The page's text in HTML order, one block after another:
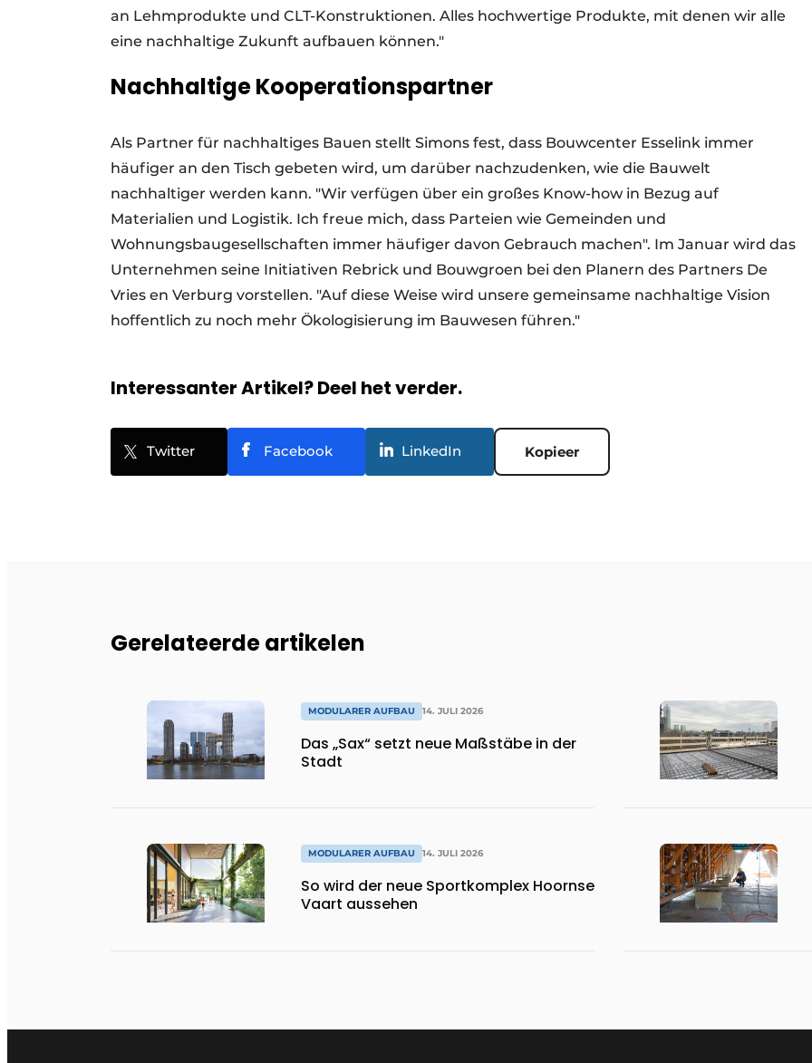
an Lehmprodukte und CLT-Konstruktionen. Alles hochwertige Produkte, mit denen wir alle
eine nachhaltige Zukunft aufbauen können."
Nachhaltige Kooperationspartner
Als Partner für nachhaltiges Bauen stellt Simons fest, dass Bouwcenter Esselink immer
häufiger an den Tisch gebeten wird, um darüber nachzudenken, wie die Bauwelt
nachhaltiger werden kann. "Wir verfügen über ein großes Know-how in Bezug auf
Materialien und Logistik. Ich freue mich, dass Parteien wie Gemeinden und
Wohnungsbaugesellschaften immer häufiger davon Gebrauch machen". Im Januar wird das
Unternehmen seine Initiativen Rebrick und Bouwgroen bei den Planern des Partners De
Vries en Verburg vorstellen. "Auf diese Weise wird unsere gemeinsame nachhaltige Vision
hoffentlich zu noch mehr Ökologisierung im Bauwesen führen."
Interessanter Artikel? Deel het verder.
Twitter Facebook LinkedIn Kopieer
Gerelateerde artikelen
MODULARER AUFBAU 14. JULI 2026
Das „Sax“ setzt neue Maßstäbe in der
Stadt
MODULARER AUFBAU 14. JULI 2026
So wird der neue Sportkomplex Hoornse
Vaart aussehen